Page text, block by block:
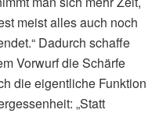
meist alles auch noch
Dadurch schaffe
Vorwurf die Schärfe
die eigentliche Funktion
„Statt